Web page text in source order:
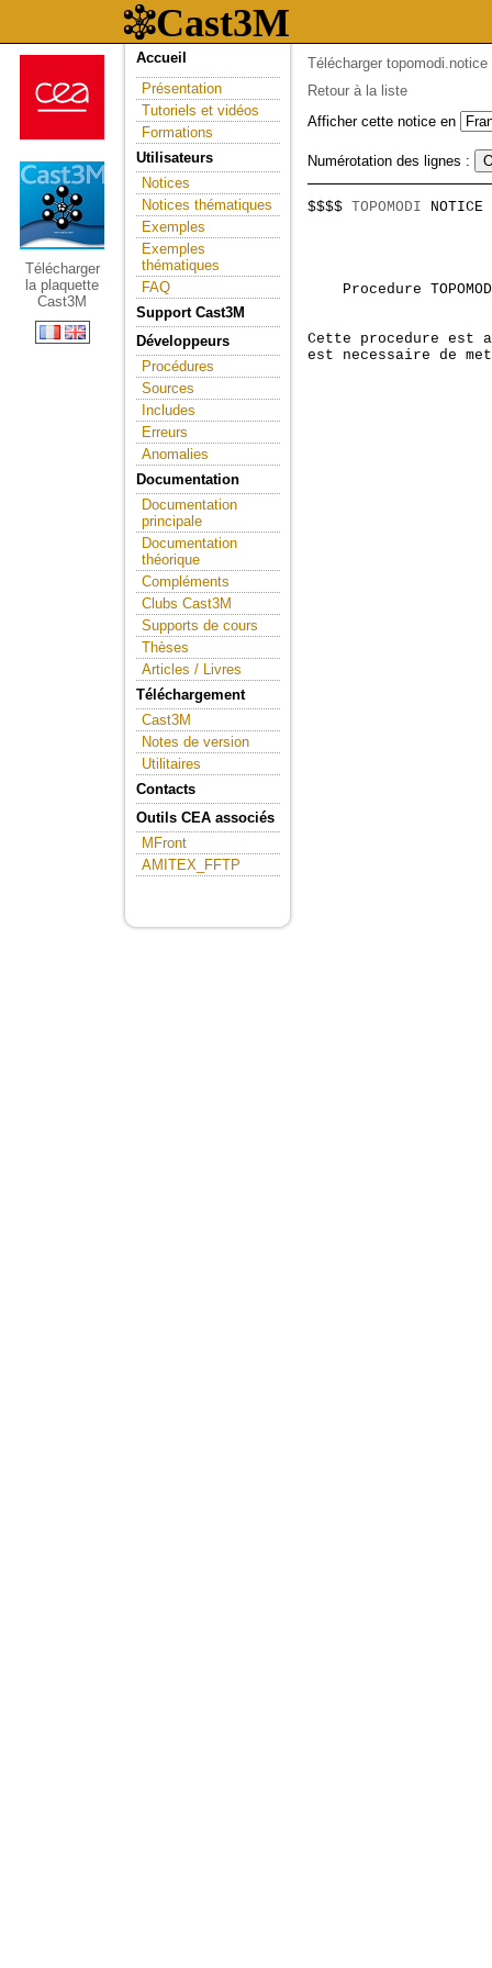
Télécharger
la plaquette
Cast3M
Accueil
Présentation
Tutoriels et vidéos
Formations
Utilisateurs
Notices
Notices thématiques
Exemples
Exemples
thématiques
FAQ
Support Cast3M
Développeurs
Procédures
Sources
Includes
Erreurs
Anomalies
Documentation
Documentation
principale
Documentation
théorique
Compléments
Clubs Cast3M
Supports de cours
Thèses
Articles / Livres
Téléchargement
Cast3M
Notes de version
Utilitaires
Contacts
Outils CEA associés
MFront
AMITEX_FFTP
Télécharger topomodi.notice
Retour à la liste
Afficher cette notice en
Numérotation des lignes :
$$$$ TOPOMODI
Procedure
Cette procedure est
est necessaire de